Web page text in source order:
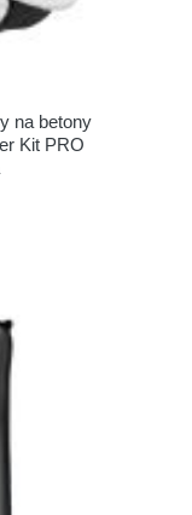
na betony
Kit PRO